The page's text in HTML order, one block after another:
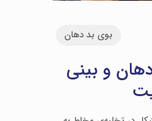
بوی بد دهان
و بینی